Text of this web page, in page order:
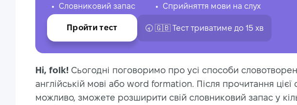
Словниковий запас
Сприйняття мови на слух
Пройти тест 🕣 🇬🇧 Тест триватиме до 15 хв
Hi, folk! Сьогодні поговоримо про усі способи
англійській мові або word formation. Після прочитання цієї
можливо, зможете розширити свій словниковий запас у